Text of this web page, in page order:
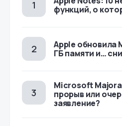
функций, о
Apple обновила
ГБ памяти и…
Microsoft
прорыв или
заявление?